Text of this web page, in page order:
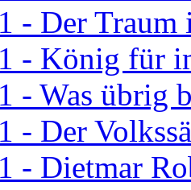
- Der Traum
- König für
- Was übrig
- Der
- Dietmar